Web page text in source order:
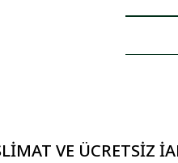
VE ÜCRETSIZ